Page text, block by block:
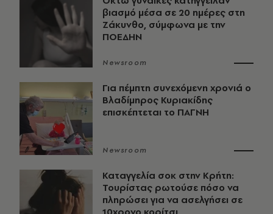
βιασμό μέσα σε 20 ημέρες στη
Ζάκυνθο, σύμφωνα με την
ΠΟΕΔΗΝ
Newsroom
Για πέμπτη συνεχόμενη χρονιά ο
Βλαδίμηρος Κυριακίδης
επισκέπτεται το ΠΑΓΝΗ
Newsroom
Καταγγελία σοκ στην Κρήτη:
Τουρίστας ρωτούσε πόσο να
πληρώσει για να ασελγήσει σε